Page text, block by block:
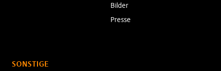
Bilder
Presse
SONSTIGE